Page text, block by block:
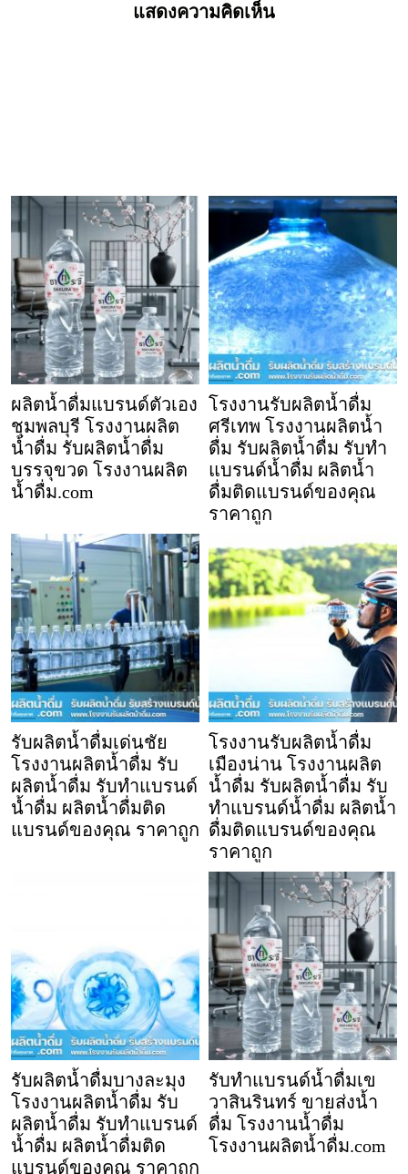
แสดงความคิดเห็น
ผลิตน้ำดื่มแบรนด์ตัวเอง
ชุมพลบุรี โรงงานผลิต
น้ำดื่ม รับผลิตน้ำดื่ม
บรรจุขวด โรงงานผลิต
น้ำดื่ม.com
โรงงานรับผลิตน้ำดื่ม
ศรีเทพ โรงงานผลิตน้ำ
ดื่ม รับผลิตน้ำดื่ม รับทำ
แบรนด์น้ำดื่ม ผลิตน้ำ
ดื่มติดแบรนด์ของคุณ
ราคาถูก
รับผลิตน้ำดื่มเด่นชัย
โรงงานผลิตน้ำดื่ม รับ
ผลิตน้ำดื่ม รับทำแบรนด์
น้ำดื่ม ผลิตน้ำดื่มติด
แบรนด์ของคุณ ราคาถูก
โรงงานรับผลิตน้ำดื่ม
เมืองน่าน โรงงานผลิต
น้ำดื่ม รับผลิตน้ำดื่ม รับ
ทำแบรนด์น้ำดื่ม ผลิตน้ำ
ดื่มติดแบรนด์ของคุณ
ราคาถูก
รับผลิตน้ำดื่มบางละมุง
โรงงานผลิตน้ำดื่ม รับ
ผลิตน้ำดื่ม รับทำแบรนด์
น้ำดื่ม ผลิตน้ำดื่มติด
แบรนด์ของคุณ ราคาถูก
รับทำแบรนด์น้ำดื่มเข
วาสินรินทร์ ขายส่งน้ำ
ดื่ม โรงงานน้ำดื่ม
โรงงานผลิตน้ำดื่ม.com